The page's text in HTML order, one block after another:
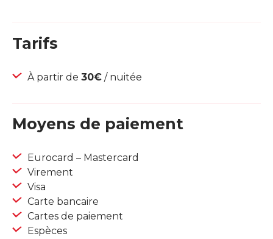
Tarifs
À partir de 30€ / nuitée
Moyens de paiement
Eurocard – Mastercard
Virement
Visa
Carte bancaire
Cartes de paiement
Espèces